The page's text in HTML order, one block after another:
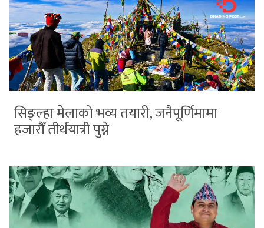
सिङ्ल्हा मेलाको भव्य तयारी, जनैपूर्णिमामा
हजारौँ तीर्थयात्री पुग्ने